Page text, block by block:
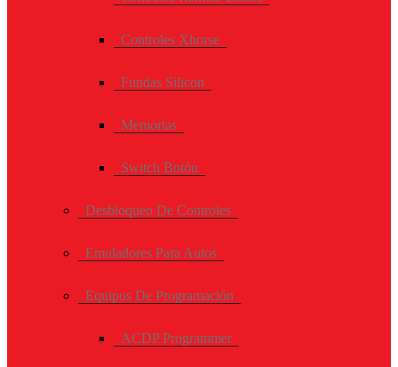
Controles Xhorse
Fundas Silicon
Memorias
Switch Botón
Desbloqueo De Controles
Emuladores Para Autos
Equipos De Programación
ACDP Programmer